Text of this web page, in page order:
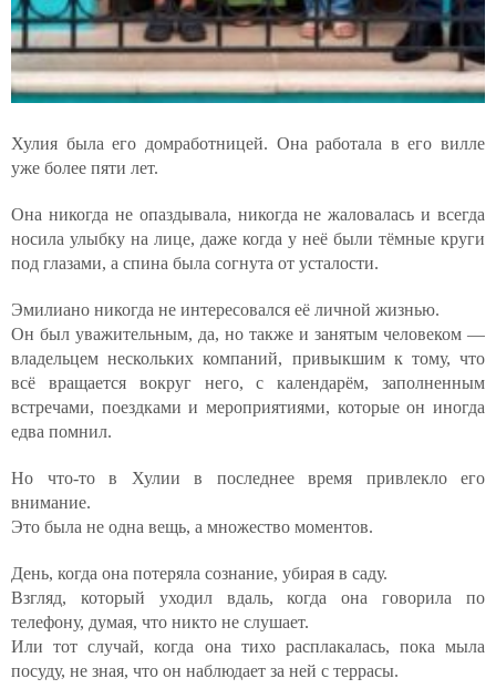
Хулия была его домработницей. Она работала в его вилле
уже более пяти лет.
Она никогда не опаздывала, никогда не жаловалась и всегда
носила улыбку на лице, даже когда у неё были тёмные круги
под глазами, а спина была согнута от усталости.
Эмилиано никогда не интересовался её личной жизнью.
Он был уважительным, да, но также и занятым человеком —
владельцем нескольких компаний, привыкшим к тому, что
всё вращается вокруг него, с календарём, заполненным
встречами, поездками и мероприятиями, которые он иногда
едва помнил.
Но что-то в Хулии в последнее время привлекло его
внимание.
Это была не одна вещь, а множество моментов.
День, когда она потеряла сознание, убирая в саду.
Взгляд, который уходил вдаль, когда она говорила по
телефону, думая, что никто не слушает.
Или тот случай, когда она тихо расплакалась, пока мыла
посуду, не зная, что он наблюдает за ней с террасы.